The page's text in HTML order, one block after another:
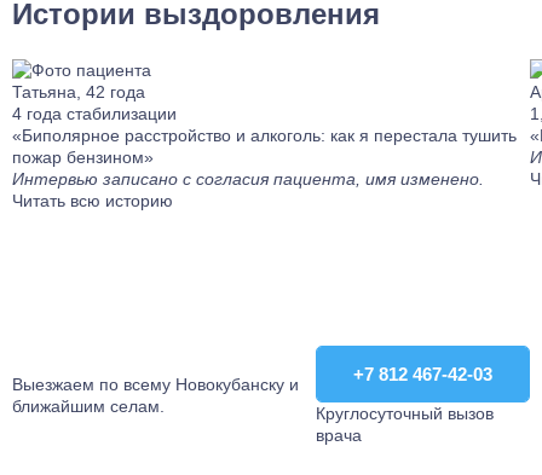
Истории выздоровления
Татьяна, 42 года
4 года стабилизации
«Биполярное расстройство и алкоголь: как я перестала тушить
пожар бензином»
Интервью записано с согласия пациента, имя изменено.
Читать всю историю
Выезжаем по всему Новокубанску и
ближайшим селам.
+7 812 467-42-03
+7 812 467-42-03
Круглосуточный вызов
врача